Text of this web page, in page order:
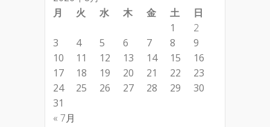
月
火 水 木 金 土 日
« 7月
1
2
3
4 5 6 7 8
9
10
11 12 13 14 15
16
17
18 19 20 21 22
23
24
25 26 27 28 29
30
31